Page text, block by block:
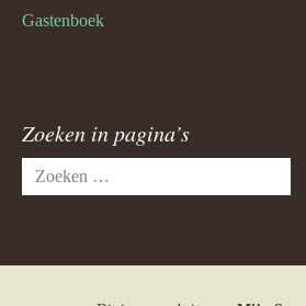
Gastenboek
Zoeken in pagina’s
Zoeken
naar: